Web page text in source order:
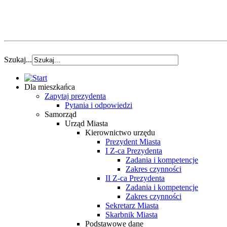
Szukaj...
Dla mieszkańca
Zapytaj prezydenta
Pytania i odpowiedzi
Samorząd
Urząd Miasta
Kierownictwo urzędu
Prezydent Miasta
I Z-ca Prezydenta
Zadania i kompetencje
Zakres czynności
II Z-ca Prezydenta
Zadania i kompetencje
Zakres czynności
Sekretarz Miasta
Skarbnik Miasta
Podstawowe dane